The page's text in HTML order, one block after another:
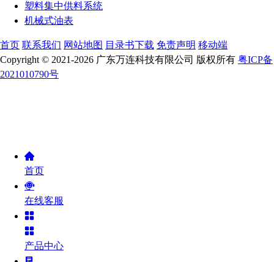
塑料集中供料系统
机械式油表
首页 联系我们 网站地图 目录书下载 免责声明 移动端
Copyright © 2021-2026 广东万连科技有限公司 版权所有 粤ICP备
2021010790号
首页
在线客服
产品中心